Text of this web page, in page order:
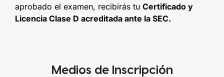
aprobado el examen, recibirás tu Certificado y
Licencia Clase D acreditada ante la SEC.
Medios de Inscripción